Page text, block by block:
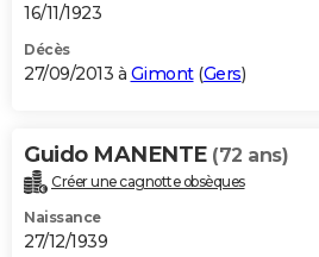
16/11/1923
Décès
27/09/2013 à Gimont(Gers)
Guido MANENTE (72 ans)
Créer une cagnotte obsèques
Naissance
27/12/1939